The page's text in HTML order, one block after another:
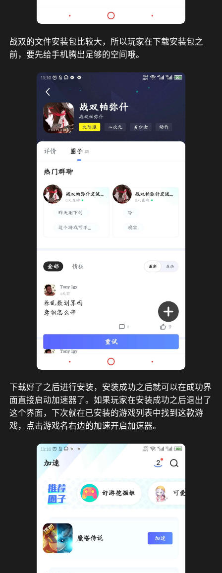
战双的文件安装包比较大，所以玩家在下载安装包之
前，要先给手机腾出足够的空间哦。
下载好了之后进行安装，安装成功之后就可以在成功界
面直接启动加速器了。如果玩家在安装成功之后退出了
这个界面，下次就在已安装的游戏列表中找到这款游
戏，点击游戏名右边的加速开启加速器。